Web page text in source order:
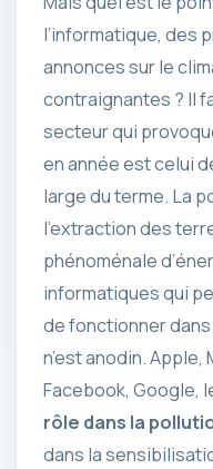
l’informatique, des
annonces sur le
contraignantes ? Il
secteur qui
en année est celui
large du terme. La
l’extraction des
phénoménale
informatiques qui
de fonctionner
n’est anodin.
Facebook, Google,
rôle dans la
dans la